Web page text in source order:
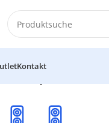
Kontakt
mit „pokemon team